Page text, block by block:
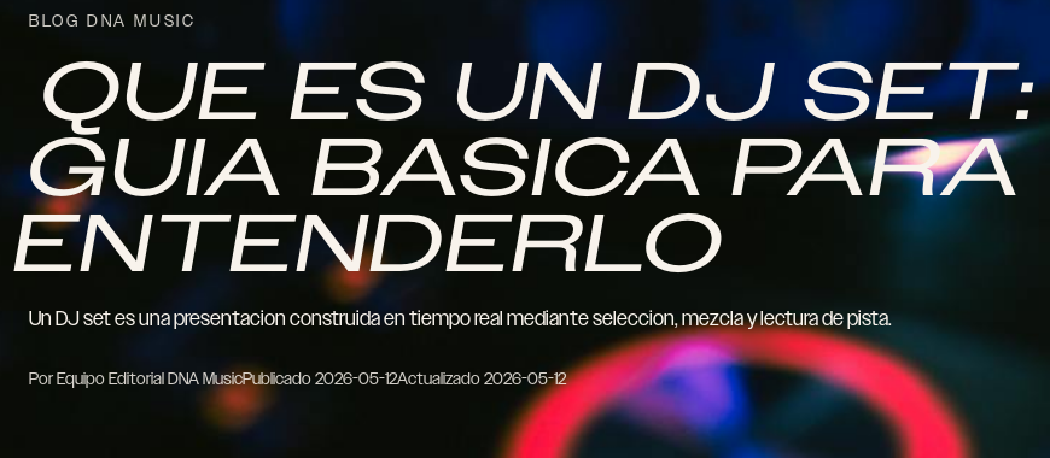
BLOG DNA MUSIC
QUE ES UN DJ SET:
GUIA BASICA PARA
ENTENDERLO
Un DJ set es una presentacion construida en tiempo real mediante seleccion, mezcla y lectura de pista.
Por Equipo Editorial DNA MusicPublicado2026-05-12Actualizado2026-05-12